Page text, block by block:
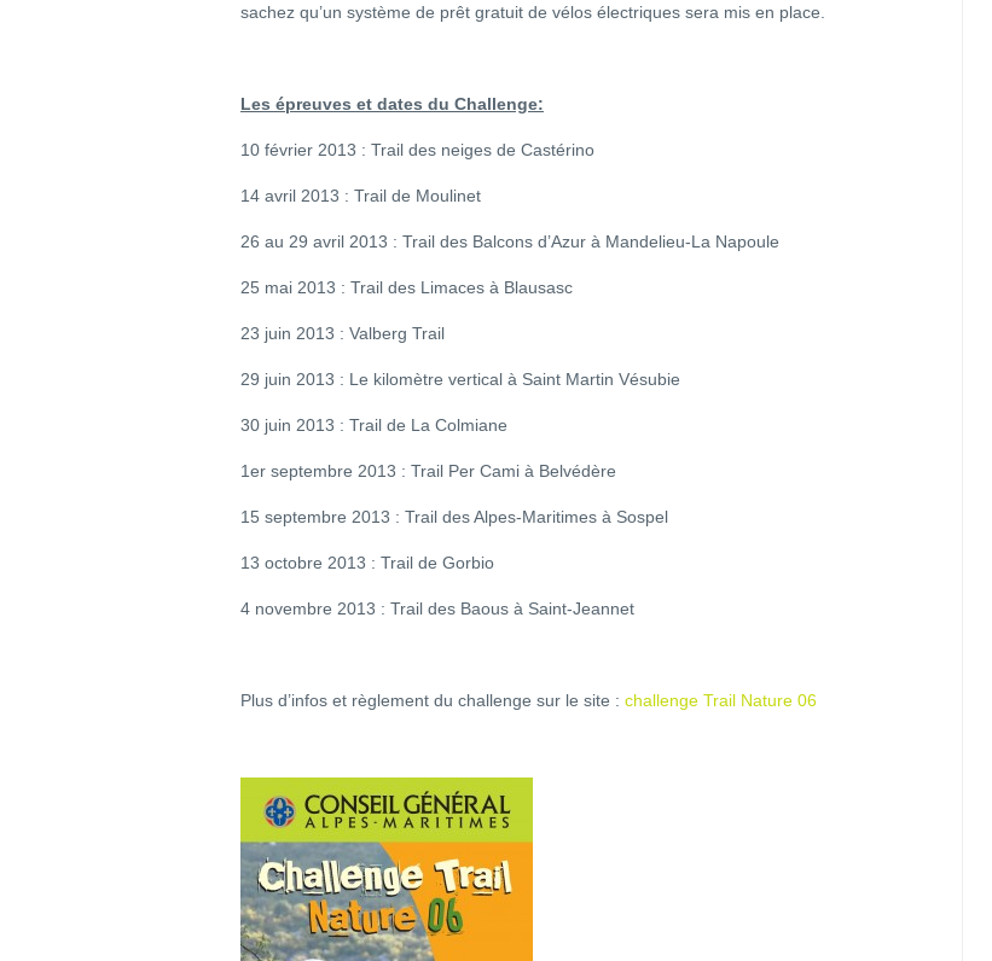
sachez qu’un système de prêt gratuit de vélos électriques sera mis en place.
Les épreuves et dates du Challenge:
10 février 2013 : Trail des neiges de Castérino
14 avril 2013 : Trail de Moulinet
26 au 29 avril 2013 : Trail des Balcons d’Azur à Mandelieu-La Napoule
25 mai 2013 : Trail des Limaces à Blausasc
23 juin 2013 : Valberg Trail
29 juin 2013 : Le kilomètre vertical à Saint Martin Vésubie
30 juin 2013 : Trail de La Colmiane
1er septembre 2013 : Trail Per Cami à Belvédère
15 septembre 2013 : Trail des Alpes-Maritimes à Sospel
13 octobre 2013 : Trail de Gorbio
4 novembre 2013 : Trail des Baous à Saint-Jeannet
Plus d’infos et règlement du challenge sur le site : challenge Trail Nature 06